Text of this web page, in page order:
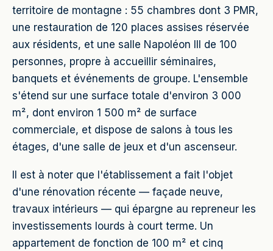
territoire de montagne : 55 chambres dont 3 PMR,
une restauration de 120 places assises réservée
aux résidents, et une salle Napoléon III de 100
personnes, propre à accueillir séminaires,
banquets et événements de groupe. L'ensemble
s'étend sur une surface totale d'environ 3 000
m², dont environ 1 500 m² de surface
commerciale, et dispose de salons à tous les
étages, d'une salle de jeux et d'un ascenseur.
Il est à noter que l'établissement a fait l'objet
d'une rénovation récente — façade neuve,
travaux intérieurs — qui épargne au repreneur les
investissements lourds à court terme. Un
appartement de fonction de 100 m² et cinq